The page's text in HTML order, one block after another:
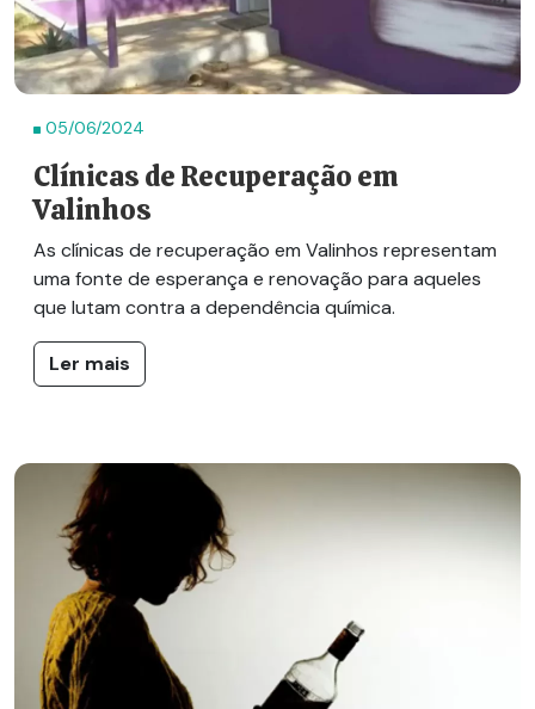
05/06/2024
Clínicas de Recuperação em
Valinhos
As clínicas de recuperação em Valinhos representam
uma fonte de esperança e renovação para aqueles
que lutam contra a dependência química.
Ler mais